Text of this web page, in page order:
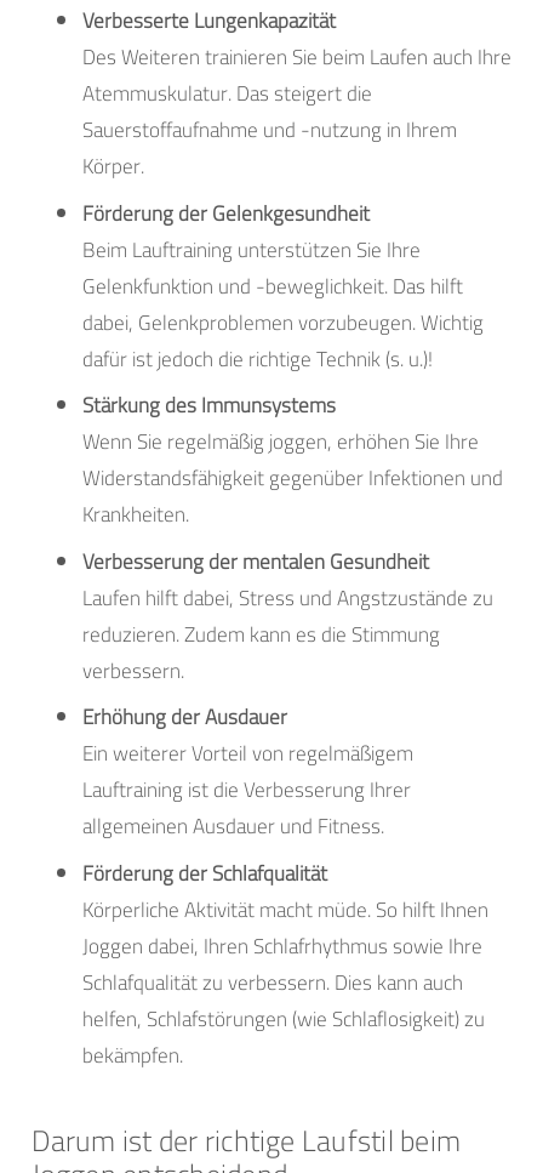
Verbesserte Lungenkapazität
Des Weiteren trainieren Sie beim Laufen auch Ihre
Atemmuskulatur. Das steigert die
Sauerstoffaufnahme und -nutzung in Ihrem
Körper.
Förderung der Gelenkgesundheit
Beim Lauftraining unterstützen Sie Ihre
Gelenkfunktion und -beweglichkeit. Das hilft
dabei, Gelenkproblemen vorzubeugen. Wichtig
dafür ist jedoch die richtige Technik (s. u.)!
Stärkung des Immunsystems
Wenn Sie regelmäßig joggen, erhöhen Sie Ihre
Widerstandsfähigkeit gegenüber Infektionen und
Krankheiten.
Verbesserung der mentalen Gesundheit
Laufen hilft dabei, Stress und Angstzustände zu
reduzieren. Zudem kann es die Stimmung
verbessern.
Erhöhung der Ausdauer
Ein weiterer Vorteil von regelmäßigem
Lauftraining ist die Verbesserung Ihrer
allgemeinen Ausdauer und Fitness.
Förderung der Schlafqualität
Körperliche Aktivität macht müde. So hilft Ihnen
Joggen dabei, Ihren Schlafrhythmus sowie Ihre
Schlafqualität zu verbessern. Dies kann auch
helfen, Schlafstörungen (wie Schlaflosigkeit) zu
bekämpfen.
Darum ist der richtige Laufstil beim